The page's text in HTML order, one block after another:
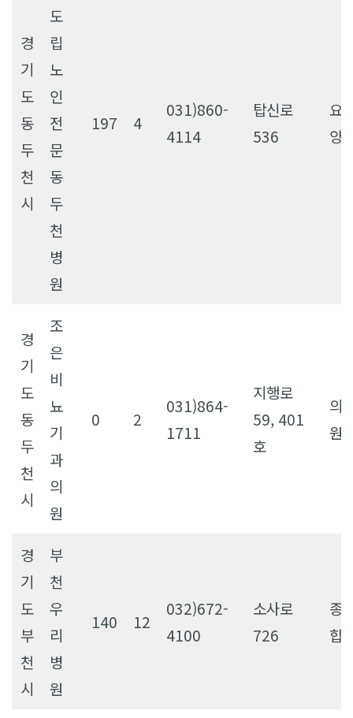
경
기
도
동
두
천
시
도
립
노
인
전
문
동
두
천
병
원
197 4
031)860-
4114
탑신로
536
요
양
경
기
도
동
두
천
시
조
은
비
뇨
기
과
의
원
0 2
031)864-
1711
지행로
59, 401
호
의
원
경
기
도
부
천
시
부
천
우
리
병
원
140 12
032)672-
4100
소사로
726
종
합